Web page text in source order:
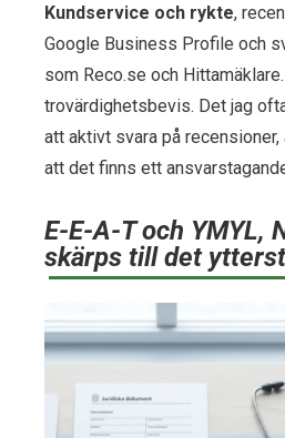
Kundservice och rykte,
Google Business Profile och
som Reco.se och
trovärdighetsbevis. Det jag
att aktivt svara på
att det finns ett
E-E-A-T och YMYL,
skärps till det